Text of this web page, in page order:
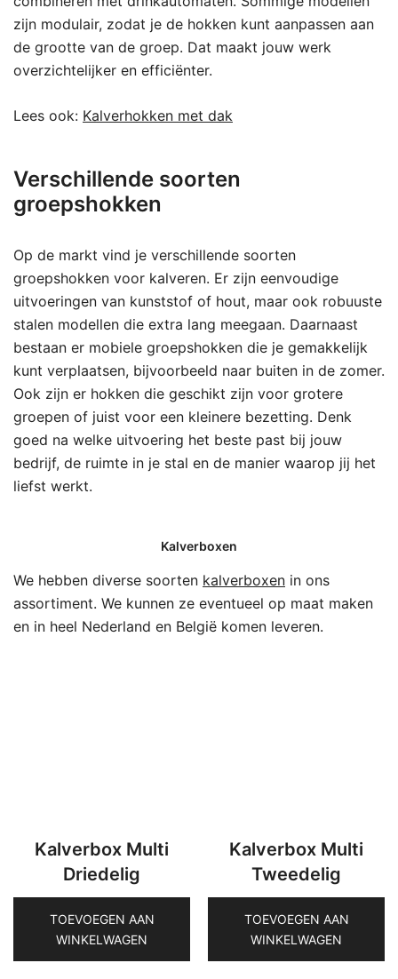
zijn modulair, zodat je de hokken kunt aanpassen aan
de grootte van de groep. Dat maakt jouw werk
overzichtelijker en efficiënter.
Lees ook: Kalverhokken met dak
Verschillende soorten
groepshokken
Op de markt vind je verschillende soorten
groepshokken voor kalveren. Er zijn eenvoudige
uitvoeringen van kunststof of hout, maar ook robuuste
stalen modellen die extra lang meegaan. Daarnaast
bestaan er mobiele groepshokken die je gemakkelijk
kunt verplaatsen, bijvoorbeeld naar buiten in de zomer.
Ook zijn er hokken die geschikt zijn voor grotere
groepen of juist voor een kleinere bezetting. Denk
goed na welke uitvoering het beste past bij jouw
bedrijf, de ruimte in je stal en de manier waarop jij het
liefst werkt.
Kalverboxen
We hebben diverse soorten kalverboxen in ons
assortiment. We kunnen ze eventueel op maat maken
en in heel Nederland en België komen leveren.
Kalverbox Multi
Driedelig
TOEVOEGEN AAN
WINKELWAGEN
Kalverbox Multi
Tweedelig
TOEVOEGEN AAN
WINKELWAGEN